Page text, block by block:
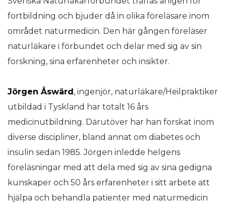
fortbildning och bjuder då in olika föreläsare inom
området naturmedicin. Den här gången föreläser
naturläkare i förbundet och delar med sig av sin
forskning, sina erfarenheter och insikter.
Jörgen Åswärd, ingenjör, naturläkare/Heilpraktiker
utbildad i Tyskland har totalt 16 års
medicinutbildning. Därutöver har han forskat inom
diverse discipliner, bland annat om diabetes och
insulin sedan 1985. Jörgen inledde helgens
föreläsningar med att dela med sig av sina gedigna
kunskaper och 50 års erfarenheter i sitt arbete att
hjälpa och behandla patienter med naturmedicin